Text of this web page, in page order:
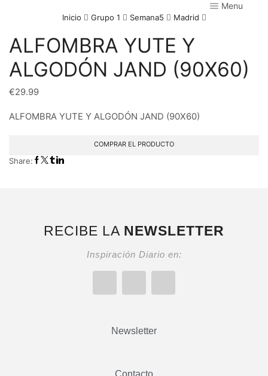
Menu
Inicio Grupo 1 Semana5 Madrid
ALFOMBRA YUTE Y
ALGODÓN JAND (90X60)
€29.99
ALFOMBRA YUTE Y ALGODÓN JAND (90X60)
COMPRAR EL PRODUCTO
Share:
RECIBE LA NEWSLETTER
Inspiración Diario en:
Newsletter